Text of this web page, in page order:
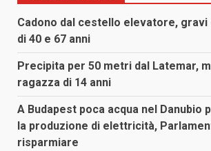
Cadono dal cestello elevatore,
di 40 e 67 anni
Precipita per 50 metri dal Latemar,
ragazza di 14 anni
A Budapest poca acqua nel Danubio
la produzione di elettricità,
risparmiare